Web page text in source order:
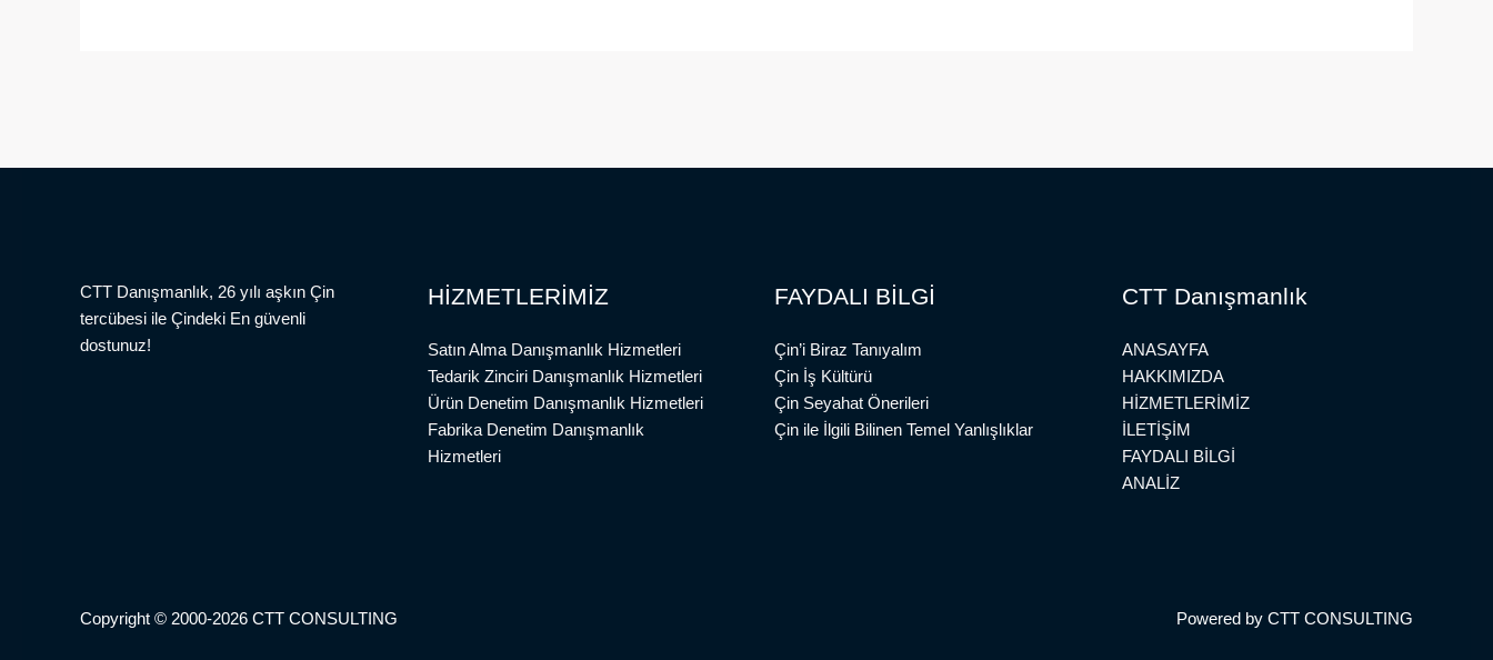
CTT Danışmanlık, 26 yılı aşkın Çin
tercübesi ile Çindeki En güvenli
dostunuz!
HİZMETLERİMİZ
Satın Alma Danışmanlık Hizmetleri
Tedarik Zinciri Danışmanlık Hizmetleri
Ürün Denetim Danışmanlık Hizmetleri
Fabrika Denetim Danışmanlık
Hizmetleri
FAYDALI BİLGİ
Çin’i Biraz Tanıyalım
Çin İş Kültürü
Çin Seyahat Önerileri
Çin ile İlgili Bilinen Temel Yanlışlıklar
CTT Danışmanlık
ANASAYFA
HAKKIMIZDA
HİZMETLERİMİZ
İLETİŞİM
FAYDALI BİLGİ
ANALİZ
Copyright © 2000-2026 CTT CONSULTING Powered by CTT CONSULTING